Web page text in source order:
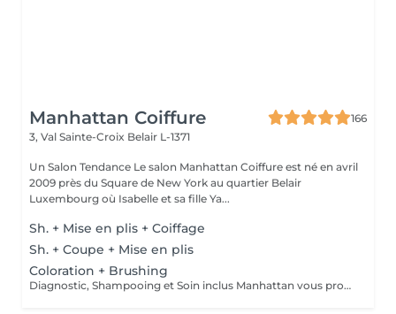
Manhattan Coiffure
166
3, Val Sainte-Croix Belair L-1371
Un Salon Tendance Le salon Manhattan Coiffure est né en avril
2009 près du Square de New York au quartier Belair
Luxembourg où Isabelle et sa fille Ya...
Sh. + Mise en plis + Coiffage
Sh. + Coupe + Mise en plis
Coloration + Brushing
Diagnostic, Shampooing et Soin inclus Manhattan vous propose aussi la coloration sans ammoniaque et la coloration végétale